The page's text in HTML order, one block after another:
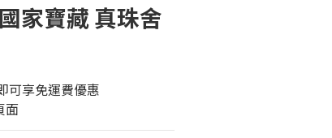
家寶藏 真珠舍
可享免運費優惠
面